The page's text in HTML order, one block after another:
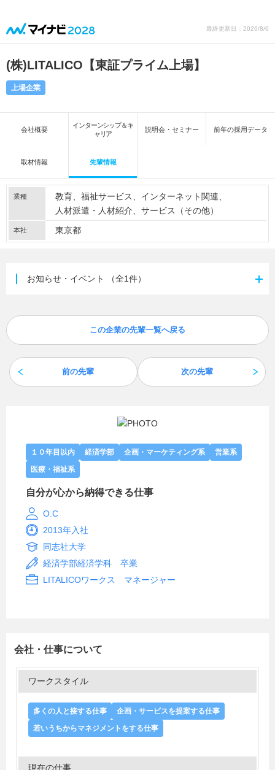
最終更新日：2026/8/6
(株)LITALICO【東証プライム上場】
上場企業
会社概要
インターンシップ＆キ
ャリア
説明会・セミナー 前年の採用データ
取材情報 先輩情報
業種 教育 福祉サービス
インターネット関連
人材派遣・人材紹介
サービス（その他）
本社 東京都
お知らせ・イベント （全1件）
前の先輩
この企業の先輩一覧へ戻る
次の先輩
１０年目以内 経済学部 企画・マーケティング系
営業系
医療・福祉系
自分が心から納得できる仕事
O.C
2013年入社
同志社大学
経済学部経済学科 卒業
LITALICOワークス マネージャー
会社・仕事について
ワークスタイル
多くの人と接する仕事
企画・サービスを提案する仕事
若いうちからマネジメントをする仕事
現在の仕事